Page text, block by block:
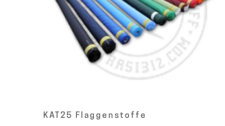
KAT25 Flaggenstoffe